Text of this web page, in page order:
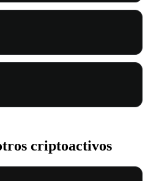
criptoactivos